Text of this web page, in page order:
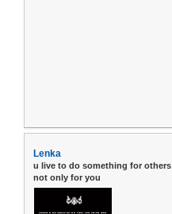
Lenka
u live to do something for others
not only for you